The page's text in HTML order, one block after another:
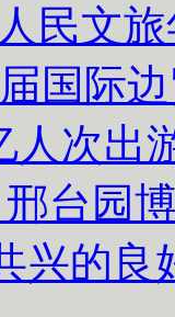
民文
国际
人次出
台园
兴的良